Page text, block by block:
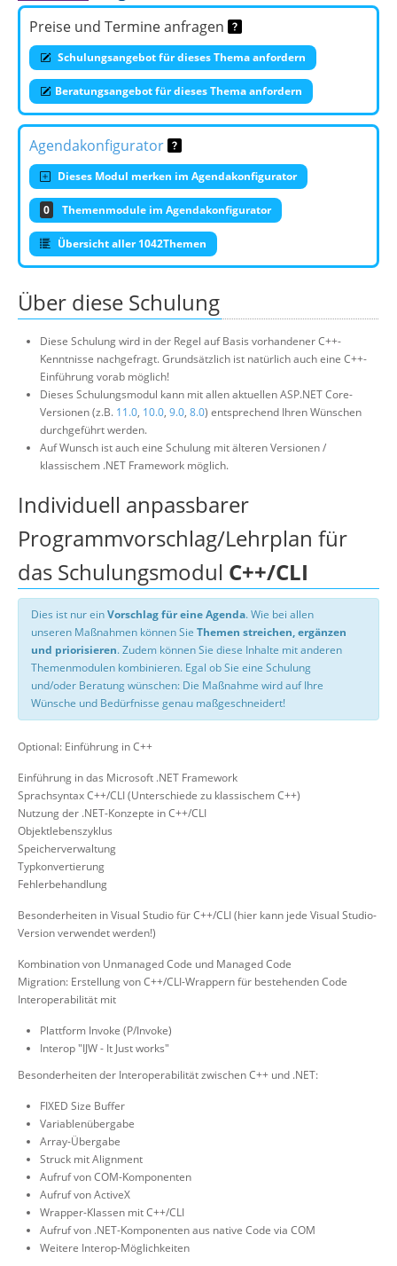
Preise und Termine anfragen
Schulungsangebot für dieses Thema anfordern
Beratungsangebot für dieses Thema anfordern
Agendakonfigurator
Dieses Modul merken im Agendakonfigurator
0 Themenmodule im Agendakonfigurator
Übersicht aller 1042Themen
Über diese Schulung
Diese Schulung wird in der Regel auf Basis vorhandener C++-
Kenntnisse nachgefragt. Grundsätzlich ist natürlich auch eine C++-
Einführung vorab möglich!
Dieses Schulungsmodul kann mit allen aktuellen ASP.NET Core-
Versionen (z.B. 11.0, 10.0, 9.0, 8.0) entsprechend Ihren Wünschen
durchgeführt werden.
Auf Wunsch ist auch eine Schulung mit älteren Versionen /
klassischem .NET Framework möglich.
Individuell anpassbarer
Programmvorschlag/Lehrplan für
das Schulungsmodul C++/CLI
Dies ist nur einVorschlag für eine Agenda. Wie bei allen
unseren Maßnahmen können Sie Themen streichen, ergänzen
und priorisieren. Zudem können Sie diese Inhalte mit anderen
Themenmodulen kombinieren. Egal ob Sie eine Schulung
und/oder Beratung wünschen: Die Maßnahme wird auf Ihre
Wünsche und Bedürfnisse genau maßgeschneidert!
Optional: Einführung in C++
Einführung in das Microsoft .NET Framework
Sprachsyntax C++/CLI (Unterschiede zu klassischem C++)
Nutzung der .NET-Konzepte in C++/CLI
Objektlebenszyklus
Speicherverwaltung
Typkonvertierung
Fehlerbehandlung
Besonderheiten in Visual Studio für C++/CLI (hier kann jede Visual Studio-
Version verwendet werden!)
Kombination von Unmanaged Code und Managed Code
Migration: Erstellung von C++/CLI-Wrappern für bestehenden Code
Interoperabilität mit
Plattform Invoke (P/Invoke)
Interop "IJW - It Just works"
Besonderheiten der Interoperabilität zwischen C++ und .NET:
FIXED Size Buffer
Variablenübergabe
Array-Übergabe
Struck mit Alignment
Aufruf von COM-Komponenten
Aufruf von ActiveX
Wrapper-Klassen mit C++/CLI
Aufruf von .NET-Komponenten aus native Code via COM
Weitere Interop-Möglichkeiten